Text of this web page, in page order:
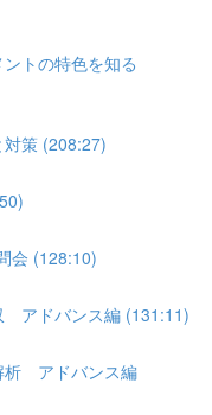
トの特色を知る
策 (208:27)
会 (128:10)
アドバンス編 (131:11)
析 アドバンス編